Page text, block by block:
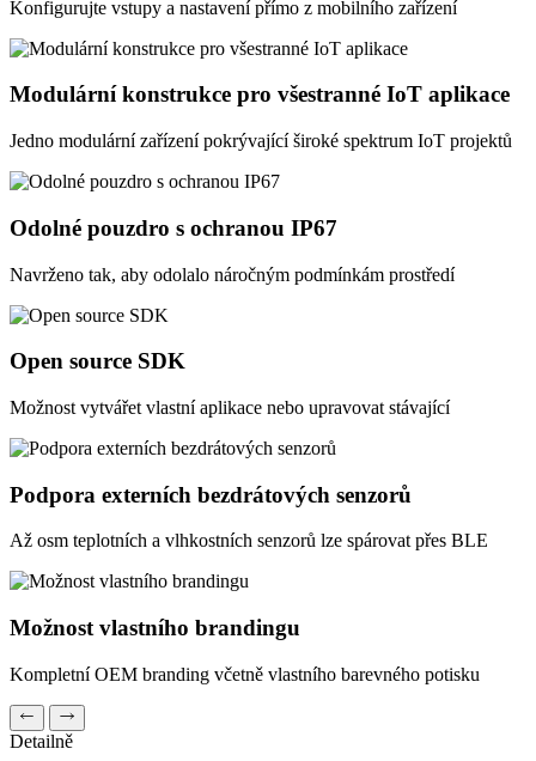
Konfigurujte vstupy a nastavení přímo z mobilního zařízení
Modulární konstrukce pro všestranné IoT aplikace
Jedno modulární zařízení pokrývající široké spektrum IoT projektů
Odolné pouzdro s ochranou IP67
Navrženo tak, aby odolalo náročným podmínkám prostředí
Open source SDK
Možnost vytvářet vlastní aplikace nebo upravovat stávající
Podpora externích bezdrátových senzorů
Až osm teplotních a vlhkostních senzorů lze spárovat přes BLE
Možnost vlastního brandingu
Kompletní OEM branding včetně vlastního barevného potisku
Detailně